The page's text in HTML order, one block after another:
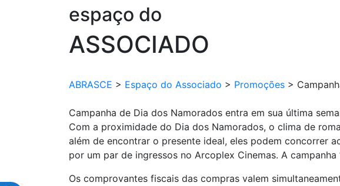
espaço do
ASSOCIADO
ABRASCE > Espaço do Associado > Promoções >
Campanha de Dia dos Namorados entra em sua última
Com a proximidade do Dia dos Namorados, o clima de
além de encontrar o presente ideal, eles podem concorrer
por um par de ingressos no Arcoplex Cinemas. A
Os comprovantes fiscais das compras valem